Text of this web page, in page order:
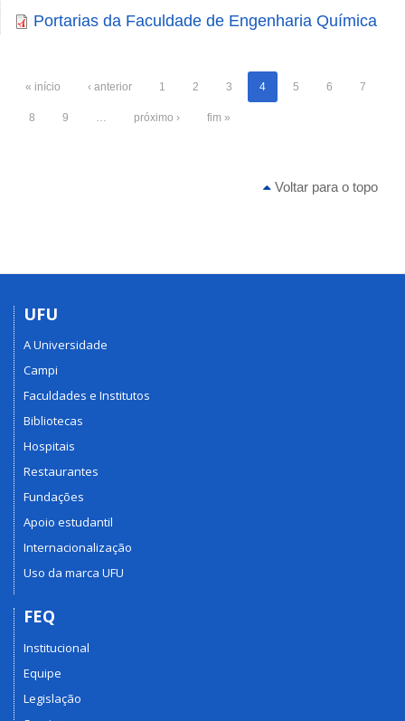
Portarias da Faculdade de Engenharia Química
« início ‹ anterior 1 2 3 4 5 6 7
8 9 … próximo › fim »
Voltar para o topo
UFU
A Universidade
Campi
Faculdades e Institutos
Bibliotecas
Hospitais
Restaurantes
Fundações
Apoio estudantil
Internacionalização
Uso da marca UFU
FEQ
Institucional
Equipe
Legislação